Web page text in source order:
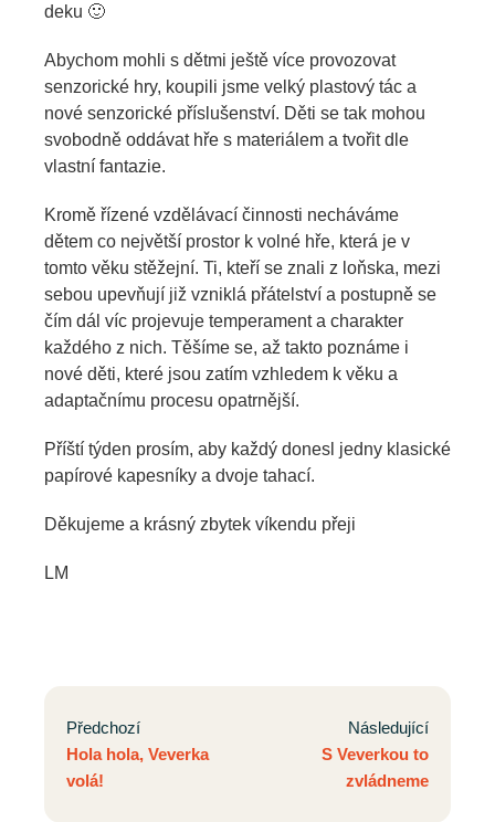
deku 🙂
Abychom mohli s dětmi ještě více provozovat
senzorické hry, koupili jsme velký plastový tác a
nové senzorické příslušenství. Děti se tak mohou
svobodně oddávat hře s materiálem a tvořit dle
vlastní fantazie.
Kromě řízené vzdělávací činnosti necháváme
dětem co největší prostor k volné hře, která je v
tomto věku stěžejní. Ti, kteří se znali z loňska, mezi
sebou upevňují již vzniklá přátelství a postupně se
čím dál víc projevuje temperament a charakter
každého z nich. Těšíme se, až takto poznáme i
nové děti, které jsou zatím vzhledem k věku a
adaptačnímu procesu opatrnější.
Příští týden prosím, aby každý donesl jedny klasické
papírové kapesníky a dvoje tahací.
Děkujeme a krásný zbytek víkendu přeji
LM
Předchozí
Hola hola, Veverka
volá!
Následující
S Veverkou to
zvládneme